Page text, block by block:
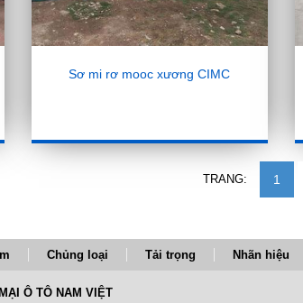
Sơ mi rơ mooc xương CIMC
TRANG: 1
Chủng loại Tải trọng Nhãn hiệu
Ô TÔ NAM VIỆT